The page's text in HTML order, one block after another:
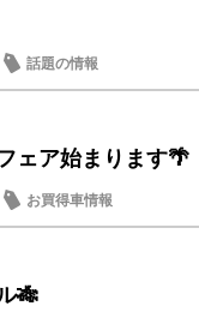
話題の情報
ェア始まります🌴
お買得車情報
🎋